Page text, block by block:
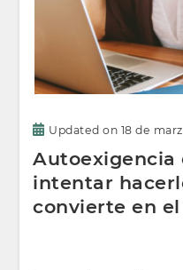
Updated on 18 de
Autoexigencia
intentar
convierte en